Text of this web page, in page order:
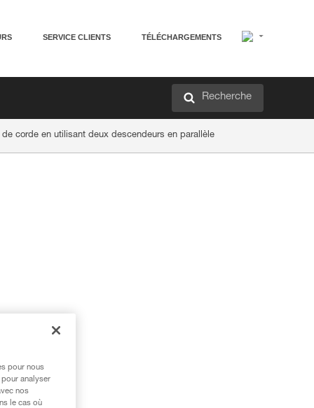
SERVICE CLIENTS TÉLÉCHARGEMENTS
Recherche
corde en utilisant deux descendeurs en parallèle
pour nous
analyser
nos
le cas où